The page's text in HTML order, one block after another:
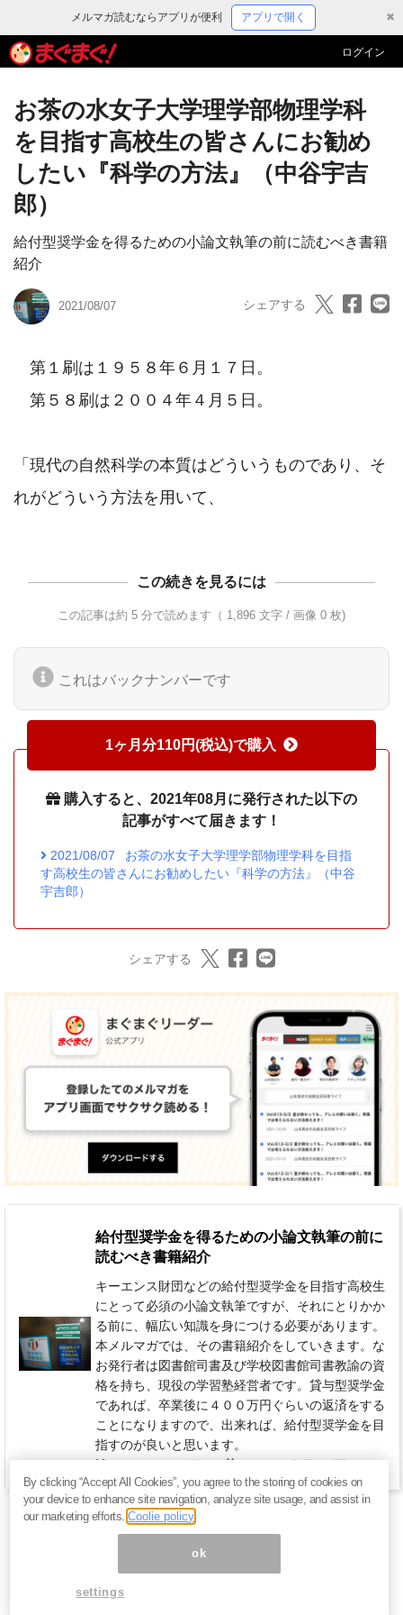
メルマガ読むならアプリが便利 アプリで開く ✖
ログイン
お茶の水女子大学理学部物理学科
を目指す高校生の皆さんにお勧め
したい『科学の方法』（中谷宇吉
郎）
給付型奨学金を得るための小論文執筆の前に読むべき書籍
紹介
2021/08/07 シェアする
第１刷は１９５８年６月１７日。
第５８刷は２００４年４月５日。
「現代の自然科学の本質はどういうものであり、そ
この続きを見るには
この記事は約 5 分で読めます（ 1,896 文字 / 画像 0 枚)
これはバックナンバーです
1ヶ月分110円(税込)で購入
購入すると、2021年08月に発行された以下の
記事がすべて届きます！
2021/08/07
お茶の水女子大学理学部物理学科を目指
す高校生の皆さんにお勧めしたい『科学の方法』（中谷
宇吉郎）
シェアする
給付型奨学金を得るための小論文執筆の前に
読むべき書籍紹介
キーエンス財団などの給付型奨学金を目指す高校生
にとって必須の小論文執筆ですが、それにとりかか
る前に、幅広い知識を身につける必要があります。
本メルマガでは、その書籍紹介をしていきます。な
お発行者は図書館司書及び学校図書館司書教諭の資
格を持ち、現役の学習塾経営者です。貸与型奨学金
であれば、卒業後に４００万円ぐらいの返済をする
ことになりますので、出来れば、給付型奨学金を目
指すのが良いと思います。
By clicking “Accept All Cookies”, you agree to the storing of cookies on
your device to enhance site navigation, analyze site usage, and assist in
our marketing efforts.Coolie policy
ok
settings